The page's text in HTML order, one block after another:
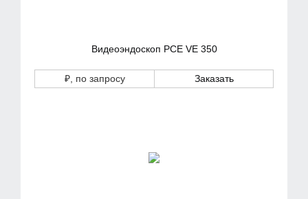
Видеоэндоскоп PCE VE 350
₽, по запросу Заказать